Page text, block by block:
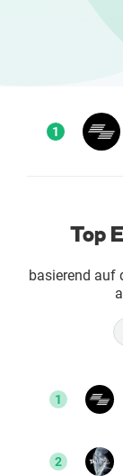
Direct to
Success
AI
Instagram
1
Top
basierend auf
1
2